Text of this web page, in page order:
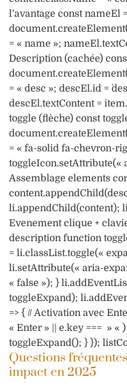
l’avantage const nameEl =
= « name »;
Description (cachée)
= « desc »; descEl.id =
descEl.textContent =
toggle (flèche) const
= « fa-solid fa-chevron-
toggleIcon.setAttribute(«
Assemblage elements
li.appendChild(content);
Evenement clique +
description function
= li.classList.toggle(«
li.setAttribute(« aria-
« false »); }
toggleExpand);
=> { // Activation avec
« Enter » || e.key === » «
toggleExpand(); } });
Questions
impact en 2025